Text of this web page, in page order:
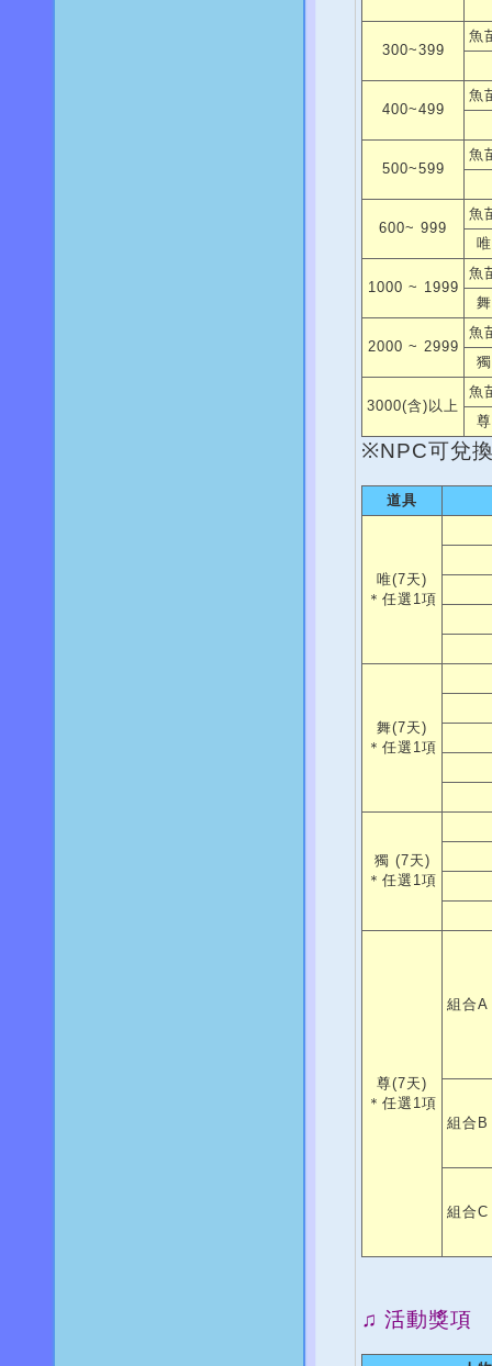
300~399
魚
400~499
魚
500~599
魚
600~ 999
魚
1000 ~ 1999
魚
2000 ~ 2999
魚
3000(含)以上
魚
※NPC可兌
道具
唯(7天)
＊任選1項
舞(7天)
＊任選1項
獨 (7天)
＊任選1項
尊(7天)
＊任選1項
組合A
組合B
組合C
♫ 活動獎項